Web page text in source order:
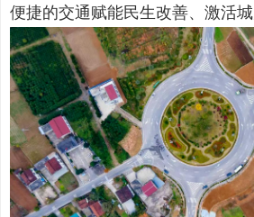
便捷的交通赋能民生改善、激活城